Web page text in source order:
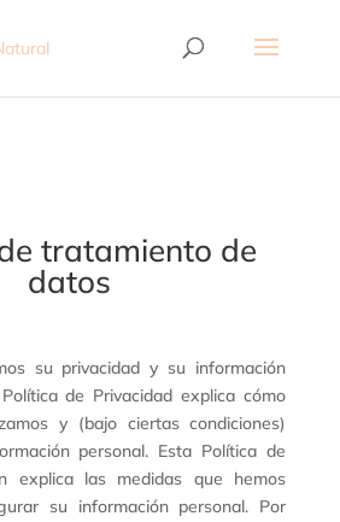
tratamiento de
datos
su privacidad y su información
de Privacidad explica cómo
y (bajo ciertas condiciones)
personal. Esta Política de
explica las medidas que hemos
su información personal. Por